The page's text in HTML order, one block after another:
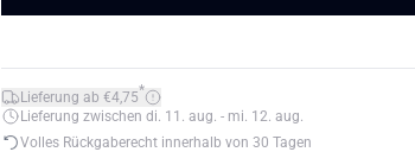
Lieferung ab €4,75*
Lieferung zwischen di. 11. aug. - mi. 12. aug.
Volles Rückgaberecht innerhalb von 30 Tagen